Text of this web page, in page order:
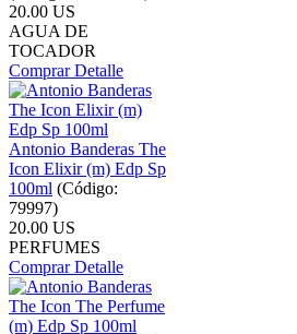
20.00 US
AGUA DE
TOCADOR
ComprarDetalle
Antonio Banderas The
Icon Elixir (m) Edp Sp
100ml (Código:
79997)
20.00 US
PERFUMES
ComprarDetalle